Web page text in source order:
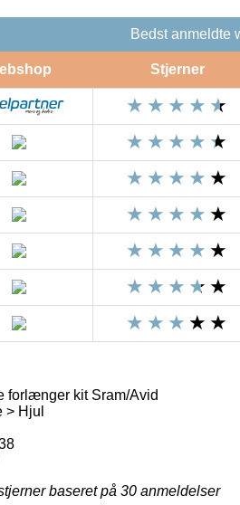
Bedst anmeldte
Stjerner
forlænger kit Sram/Avid
> Hjul
baseret på 30 anmeldelser